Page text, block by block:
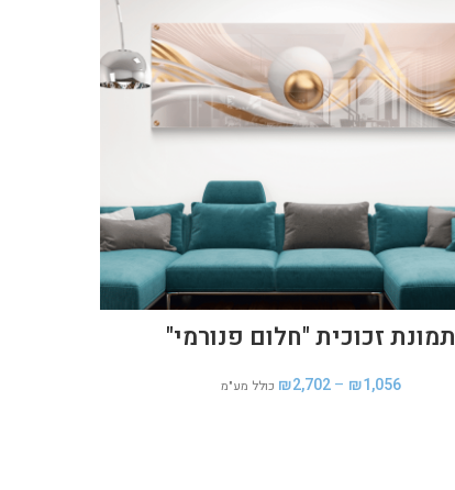
תמונת זכוכית "חלום פנורמי"
₪1,056
–
₪2,702 כולל מע"מ